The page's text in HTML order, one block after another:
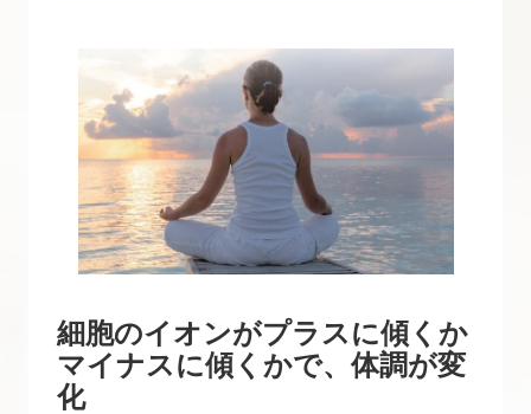
細胞のイオンがプラスに傾くか
マイナスに傾くかで、体調が変
化